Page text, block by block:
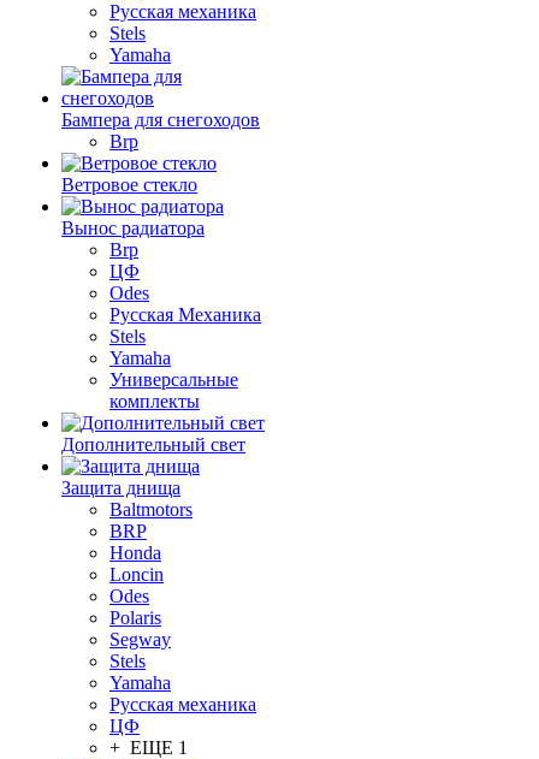
Русская механика
Stels
Yamaha
Бампера для снегоходов
Brp
Ветровое стекло
Вынос радиатора
Brp
ЦФ
Odes
Русская Механика
Stels
Yamaha
Универсальные
комплекты
Дополнительный свет
Защита днища
Baltmotors
BRP
Honda
Loncin
Odes
Polaris
Segway
Stels
Yamaha
Русская механика
ЦФ
+ ЕЩЕ 1